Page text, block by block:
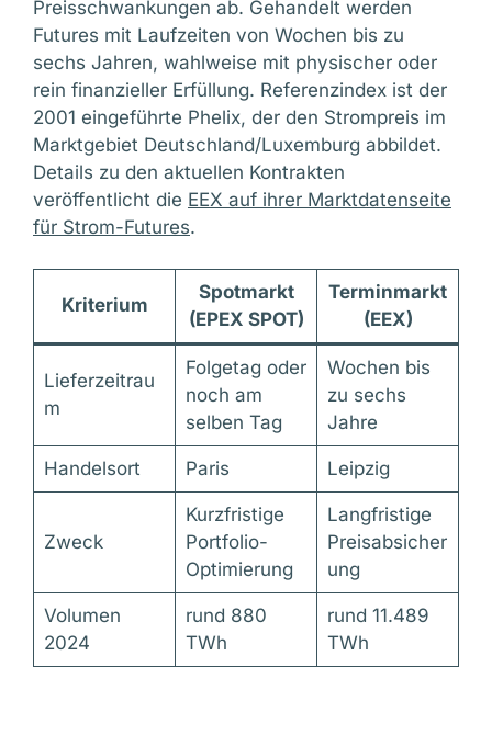
Preisschwankungen ab. Gehandelt werden
Futures mit Laufzeiten von Wochen bis zu
sechs Jahren, wahlweise mit physischer oder
rein finanzieller Erfüllung. Referenzindex ist der
2001 eingeführte Phelix, der den Strompreis im
Marktgebiet Deutschland/Luxemburg abbildet.
Details zu den aktuellen Kontrakten
veröffentlicht die EEX auf ihrer Marktdatenseite
für Strom-Futures.
Kriterium
Spotmarkt
(EPEX SPOT)
Terminmarkt
(EEX)
Lieferzeitrau
m
Folgetag oder
noch am
selben Tag
Wochen bis
zu sechs
Jahre
Handelsort Paris Leipzig
Zweck
Kurzfristige
Portfolio-
Optimierung
Langfristige
Preisabsicher
ung
Volumen
2024
rund 880
TWh
rund 11.489
TWh